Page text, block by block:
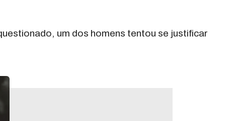
um dos homens tentou se justificar